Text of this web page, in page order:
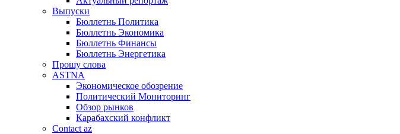
Выпуски
Бюллетнь Политика
Бюллетнь Экономика
Бюллетнь Финансы
Бюллетнь Энергетика
Прошу слова
ASTNA
Экономическое обозрение
Политический Мониторинг
Обзор рынков
Карабахский конфликт
Contact az